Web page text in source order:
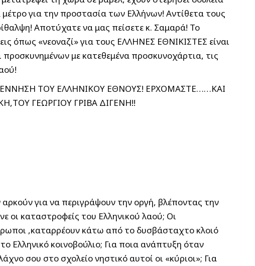
για την προστασία των Ελλήνων! Αντίθετα τους
Αποτύχατε να μας πείσετε κ. Σαμαρά! Το
όπως «νεοναζί» για τους ΕΛΛΗΝΕΣ ΕΘΝΙΚΙΣΤΕΣ είναι
με κατεθεμένα προσκυνοχάρτια, τις
ΤΟΥ ΕΛΛΗΝΙΚΟΥ ΕΘΝΟΥΣ! ΕΡΧΟΜΑΣΤΕ……ΚΑΙ
ΓΕΩΡΓΙΟΥ ΓΡΙΒΑ ΔΙΓΕΝΗ!!
για να περιγράψουν την οργή, βλέποντας την
οι καταστροφείς του Ελληνικού λαού; Οι
,καταρρέουν κάτω από το δυσβάσταχτο κλοιό
κοινοβούλιο; Για ποια ανάπτυξη όταν
σου στο σχολείο νηστικό αυτοί οι «κύριοι»; Για